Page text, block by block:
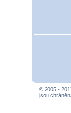
© 2005 -
jsou